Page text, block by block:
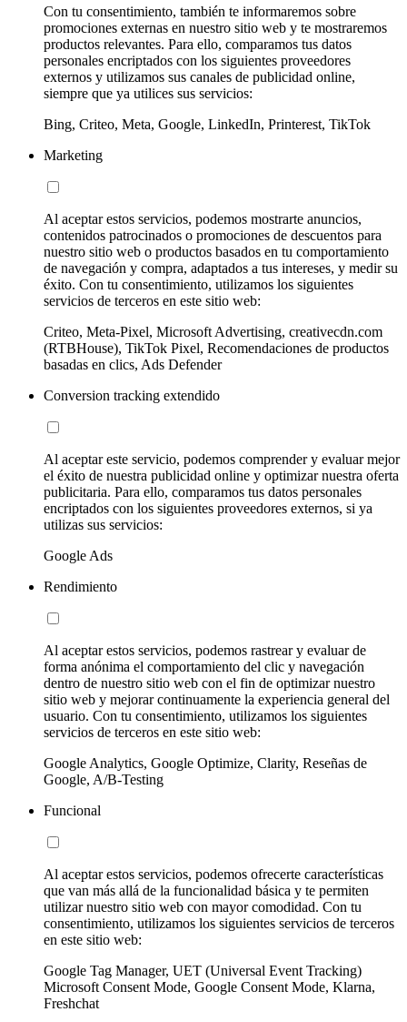
Con tu consentimiento, también te informaremos sobre
promociones externas en nuestro sitio web y te mostraremos
productos relevantes. Para ello, comparamos tus datos
personales encriptados con los siguientes proveedores
externos y utilizamos sus canales de publicidad online,
siempre que ya utilices sus servicios:
Bing, Criteo, Meta, Google, LinkedIn, Printerest, TikTok
Marketing
Al aceptar estos servicios, podemos mostrarte anuncios,
contenidos patrocinados o promociones de descuentos para
nuestro sitio web o productos basados en tu comportamiento
de navegación y compra, adaptados a tus intereses, y medir su
éxito. Con tu consentimiento, utilizamos los siguientes
servicios de terceros en este sitio web:
Criteo, Meta-Pixel, Microsoft Advertising, creativecdn.com
(RTBHouse), TikTok Pixel, Recomendaciones de productos
basadas en clics, Ads Defender
Conversion tracking extendido
Al aceptar este servicio, podemos comprender y evaluar mejor
el éxito de nuestra publicidad online y optimizar nuestra oferta
publicitaria. Para ello, comparamos tus datos personales
encriptados con los siguientes proveedores externos, si ya
utilizas sus servicios:
Google Ads
Rendimiento
Al aceptar estos servicios, podemos rastrear y evaluar de
forma anónima el comportamiento del clic y navegación
dentro de nuestro sitio web con el fin de optimizar nuestro
sitio web y mejorar continuamente la experiencia general del
usuario. Con tu consentimiento, utilizamos los siguientes
servicios de terceros en este sitio web:
Google Analytics, Google Optimize, Clarity, Reseñas de
Google, A/B-Testing
Funcional
Al aceptar estos servicios, podemos ofrecerte características
que van más allá de la funcionalidad básica y te permiten
utilizar nuestro sitio web con mayor comodidad. Con tu
consentimiento, utilizamos los siguientes servicios de terceros
en este sitio web:
Google Tag Manager, UET (Universal Event Tracking)
Microsoft Consent Mode, Google Consent Mode, Klarna,
Freshchat